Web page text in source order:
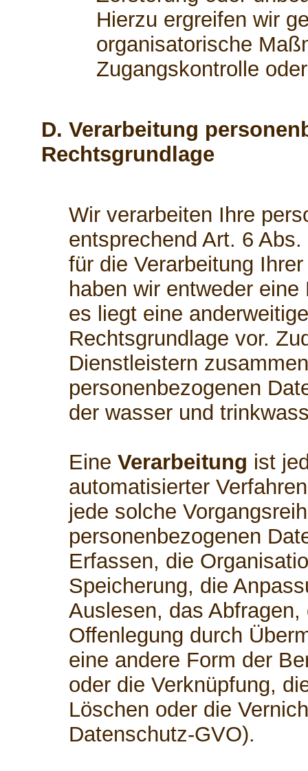
Hierzu ergreifen wir
organisatorische
Zugangskontrolle
D. Verarbeitung
Rechtsgrundlage
Wir verarbeiten Ihre
entsprechend Art. 6
für die Verarbeitung
haben wir entweder
es liegt eine
Rechtsgrundlage vor.
Dienstleistern
personenbezogenen
der wasser und
Eine Verarbeitung ist
automatisierter
jede solche
personenbezogenen
Erfassen, die
Speicherung, die
Auslesen, das
Offenlegung durch
eine andere Form der
oder die Verknüpfung,
Löschen oder die
Datenschutz-GVO).